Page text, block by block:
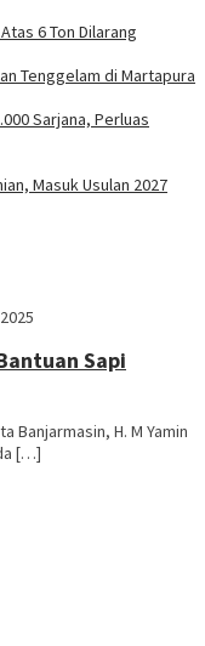
6 Ton Dilarang
Tenggelam di Martapura
Sarjana, Perluas
Masuk Usulan 2027
Sapi
Banjarmasin, H. M Yamin
[…]